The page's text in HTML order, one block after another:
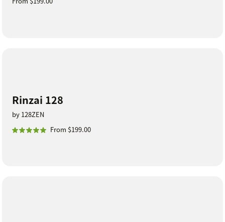
Rinzai 128
by 128ZEN
From $199.00